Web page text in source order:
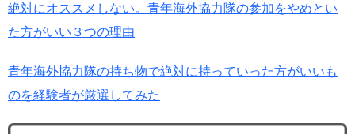
絶対にオススメしない。青年海外協力隊の参加をやめとい
た方がいい３つの理由
青年海外協力隊の持ち物で絶対に持っていった方がいいも
のを経験者が厳選してみた